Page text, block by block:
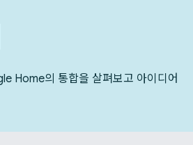
Home의 통합을 살펴보고 아이디어